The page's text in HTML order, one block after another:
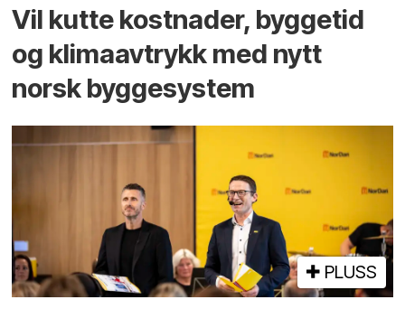
Vil kutte kostnader, byggetid
og klima­avtrykk med nytt
norsk bygge­system
PLUSS